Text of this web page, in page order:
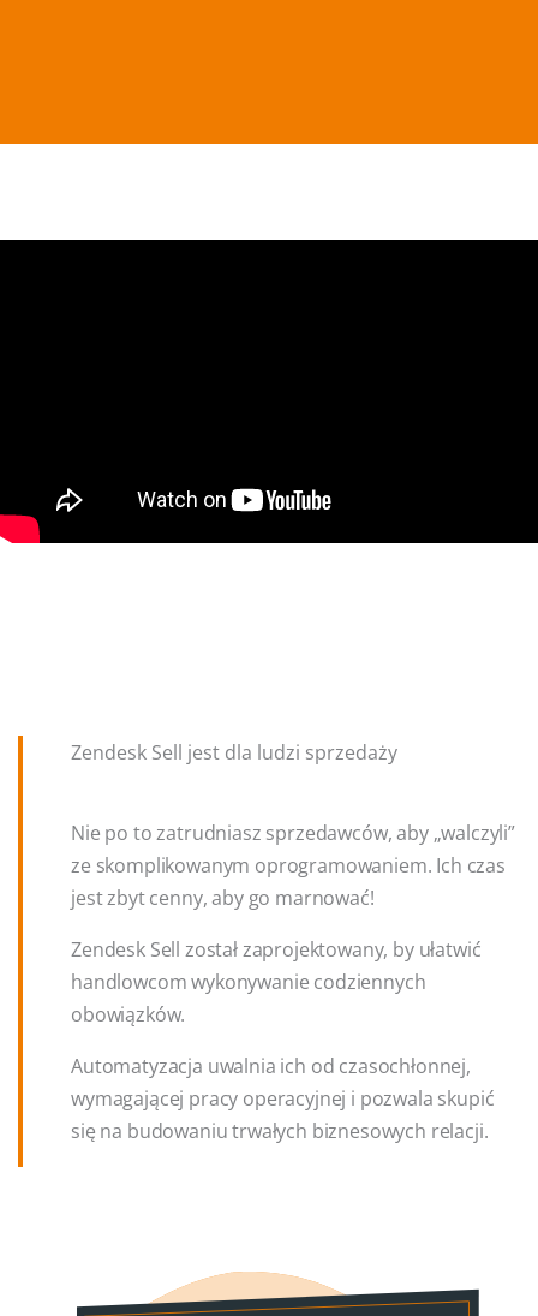
Zendesk Sell jest dla ludzi sprzedaży
Nie po to zatrudniasz sprzedawców, aby „walczyli”
ze skomplikowanym oprogramowaniem. Ich czas
jest zbyt cenny, aby go marnować!
Zendesk Sell został zaprojektowany, by ułatwić
handlowcom wykonywanie codziennych
obowiązków.
Automatyzacja uwalnia ich od czasochłonnej,
wymagającej pracy operacyjnej i pozwala skupić
się na budowaniu trwałych biznesowych relacji.